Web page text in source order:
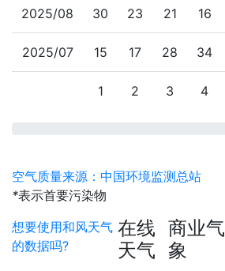
2025/08 30 23 21 16
2025/07 15 17 28 34
1 2 3 4
空气质量来源：中国环境监测总站
*表示首要污染物
想要使用和风天气
的数据吗?
在线
天气
商业气
象